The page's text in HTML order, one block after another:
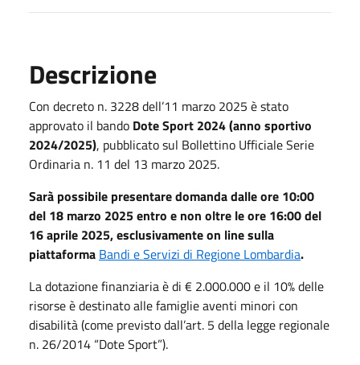
Descrizione
Con decreto n. 3228 dell’11 marzo 2025 è stato
approvato il bando Dote Sport 2024 (anno sportivo
2024/2025), pubblicato sul Bollettino Ufficiale Serie
Ordinaria n. 11 del 13 marzo 2025.
Sarà possibile presentare domanda dalle ore 10:00
del 18 marzo 2025 entro e non oltre le ore 16:00 del
16 aprile 2025, esclusivamente on line sulla
piattaforma Bandi e Servizi di Regione Lombardia.
La dotazione finanziaria è di € 2.000.000 e il 10% delle
risorse è destinato alle famiglie aventi minori con
disabilità (come previsto dall’art. 5 della legge regionale
n. 26/2014 “Dote Sport”).